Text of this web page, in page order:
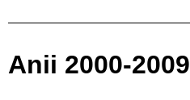
Anii 2000-2009